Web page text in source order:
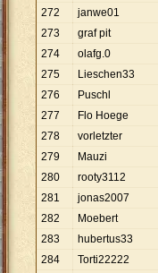
272
janwe01
273
graf pit
274
olafg.0
275
Lieschen33
276
Puschl
277
Flo Hoege
278
vorletzter
279
Mauzi
280
rooty3112
281
jonas2007
282
Moebert
283
hubertus33
284
Torti22222